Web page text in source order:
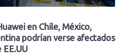
en Chile, México,
podrían verse afectados